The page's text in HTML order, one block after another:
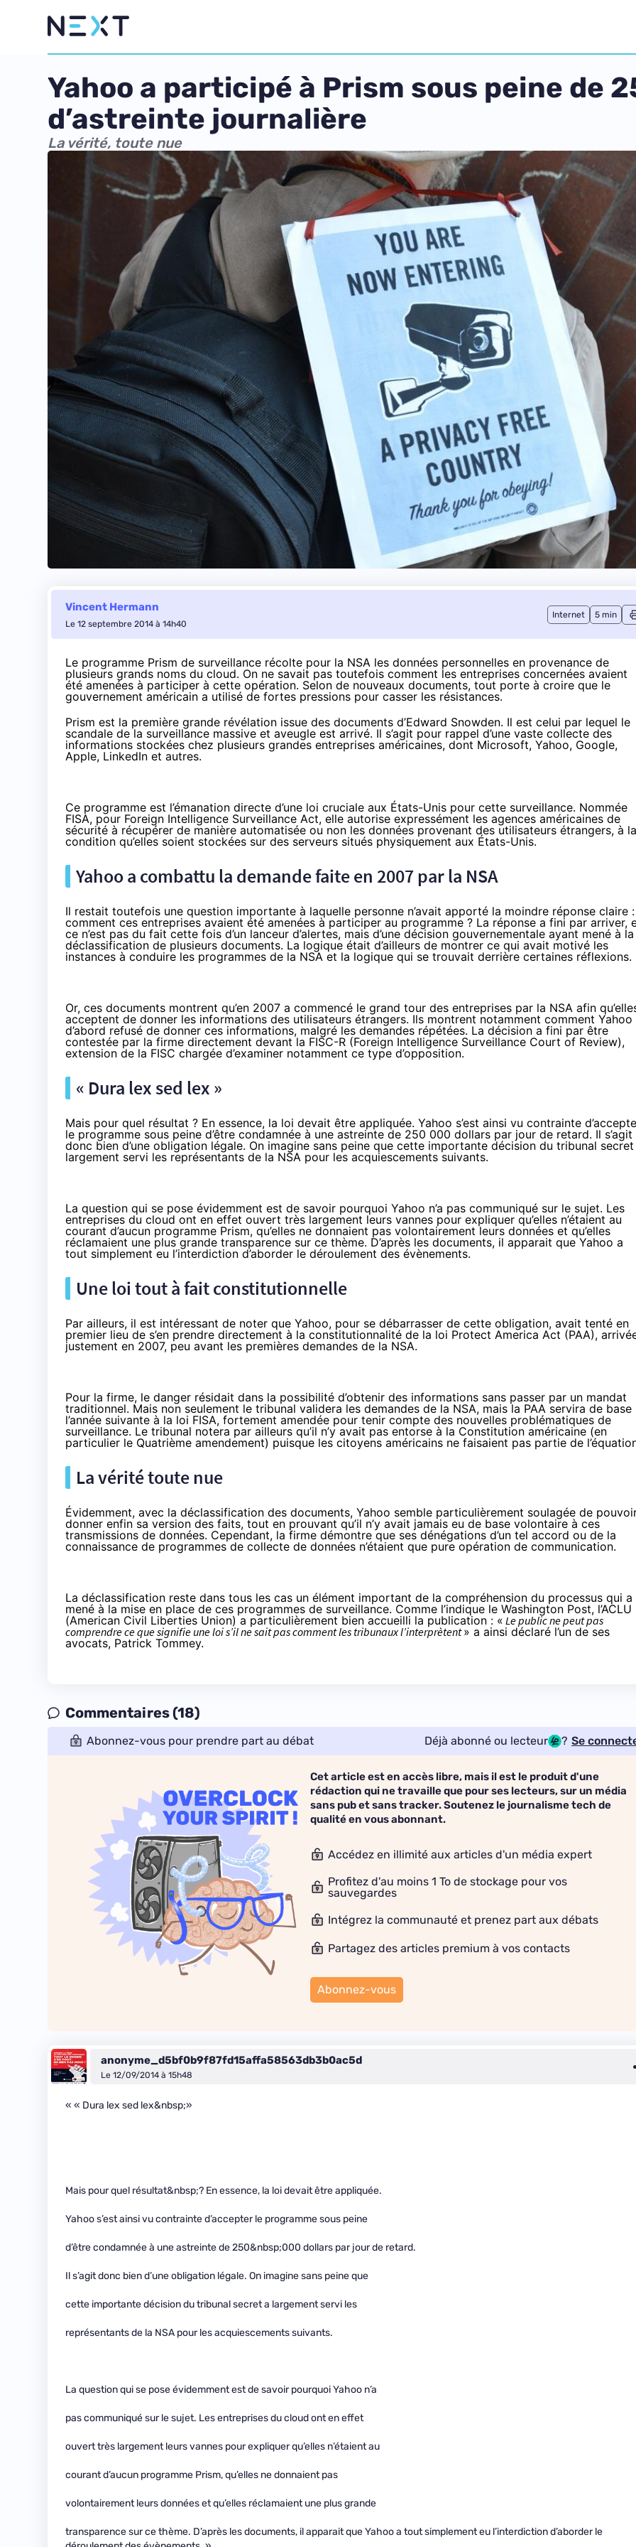
Yahoo a participé à Prism sous peine de
d’astreinte journalière
La vérité, toute nue
Vincent Hermann
Le 12 septembre 2014 à 14h40
Internet 5 min
Le programme Prism de surveillance récolte pour la NSA les données personnelles en provenance de
plusieurs grands noms du cloud. On ne savait pas toutefois comment les entreprises concernées avaient
été amenées à participer à cette opération. Selon de nouveaux documents, tout porte à croire que le
gouvernement américain a utilisé de fortes pressions pour casser les résistances.
Prism est la première grande révélation issue des documents d’Edward Snowden. Il est celui par lequel le
scandale de la surveillance massive et aveugle est arrivé. Il s’agit pour rappel d’une vaste collecte des
informations stockées chez plusieurs grandes entreprises américaines, dont Microsoft, Yahoo, Google,
Apple, LinkedIn et autres.
Ce programme est l’émanation directe d’une loi cruciale aux États-Unis pour cette surveillance. Nommée
FISA, pour Foreign Intelligence Surveillance Act, elle autorise expressément les agences américaines de
sécurité à récupérer de manière automatisée ou non les données provenant des utilisateurs étrangers, à la
condition qu’elles soient stockées sur des serveurs situés physiquement aux États-Unis.
Yahoo a combattu la demande faite en 2007 par la NSA
Il restait toutefois une question importante à laquelle personne n’avait apporté la moindre réponse claire :
comment ces entreprises avaient été amenées à participer au programme ? La réponse a fini par arriver,
ce n’est pas du fait cette fois d’un lanceur d’alertes, mais d’une décision gouvernementale ayant mené à la
déclassification de plusieurs documents. La logique était d’ailleurs de montrer ce qui avait motivé les
instances à conduire les programmes de la NSA et la logique qui se trouvait derrière certaines réflexions.
Or, ces documents montrent qu’en 2007 a commencé le grand tour des entreprises par la NSA afin
acceptent de donner les informations des utilisateurs étrangers. Ils montrent notamment comment Yahoo
d’abord refusé de donner ces informations, malgré les demandes répétées. La décision a fini par être
contestée par la firme directement devant la FISC-R (Foreign Intelligence Surveillance Court of Review),
extension de la FISC chargée d’examiner notamment ce type d’opposition.
« Dura lex sed lex »
Mais pour quel résultat ? En essence, la loi devait être appliquée. Yahoo s’est ainsi vu contrainte
le programme sous peine d’être condamnée à une astreinte de 250 000 dollars par jour de retard. Il s’agit
donc bien d’une obligation légale. On imagine sans peine que cette importante décision du tribunal
largement servi les représentants de la NSA pour les acquiescements suivants.
La question qui se pose évidemment est de savoir pourquoi Yahoo n’a pas communiqué sur le sujet. Les
entreprises du cloud ont en effet ouvert très largement leurs vannes pour expliquer qu’elles n’étaient au
courant d’aucun programme Prism, qu’elles ne donnaient pas volontairement leurs données et qu’elles
réclamaient une plus grande transparence sur ce thème. D’après les documents, il apparait que Yahoo a
tout simplement eu l’interdiction d’aborder le déroulement des évènements.
Une loi tout à fait constitutionnelle
Par ailleurs, il est intéressant de noter que Yahoo, pour se débarrasser de cette obligation, avait tenté en
premier lieu de s’en prendre directement à la constitutionnalité de la loi Protect America Act (PAA),
justement en 2007, peu avant les premières demandes de la NSA.
Pour la firme, le danger résidait dans la possibilité d’obtenir des informations sans passer par un mandat
traditionnel. Mais non seulement le tribunal validera les demandes de la NSA, mais la PAA servira de base
l’année suivante à la loi FISA, fortement amendée pour tenir compte des nouvelles problématiques de
surveillance. Le tribunal notera par ailleurs qu’il n’y avait pas entorse à la Constitution américaine (en
particulier le Quatrième amendement) puisque les citoyens américains ne faisaient pas partie de
La vérité toute nue
Évidemment, avec la déclassification des documents, Yahoo semble particulièrement soulagée de
donner enfin sa version des faits, tout en prouvant qu’il n’y avait jamais eu de base volontaire à ces
transmissions de données. Cependant, la firme démontre que ses dénégations d’un tel accord ou de la
connaissance de programmes de collecte de données n’étaient que pure opération de communication.
La déclassification reste dans tous les cas un élément important de la compréhension du processus qui a
mené à la mise en place de ces programmes de surveillance. Comme l’indique le Washington Post, l’ACLU
(American Civil Liberties Union) a particulièrement bien accueilli la publication : « Le public ne peut pas
comprendre ce que signifie une loi s’il ne sait pas comment les tribunaux l’interprètent» a ainsi déclaré l’un de ses
avocats, Patrick Tommey.
Commentaires (18)
Abonnez-vous pour prendre part au débat Déjà abonné ou lecteur ? Se
Cet article est en accès libre, mais il est le produit d'une
rédaction qui ne travaille que pour ses lecteurs, sur un média
sans pub et sans tracker. Soutenez le journalisme tech de
qualité en vous abonnant.
Accédez en illimité aux articles d'un média expert
Profitez d'au moins 1 To de stockage pour vos
sauvegardes
Intégrez la communauté et prenez part aux débats
Partagez des articles premium à vos contacts
Abonnez-vous
anonyme_d5bf0b9f87fd15affa58563db3b0ac5d
Le 12/09/2014 à 15h48
« « Dura lex sed lex&nbsp;»
Mais pour quel résultat&nbsp;? En essence, la loi devait être appliquée.
Yahoo s’est ainsi vu contrainte d’accepter le programme sous peine
d’être condamnée à une astreinte de 250&nbsp;000 dollars par jour de retard.
Il s’agit donc bien d’une obligation légale. On imagine sans peine que
cette importante décision du tribunal secret a largement servi les
représentants de la NSA pour les acquiescements suivants.
La question qui se pose évidemment est de savoir pourquoi Yahoo n’a
pas communiqué sur le sujet. Les entreprises du cloud ont en effet
ouvert très largement leurs vannes pour expliquer qu’elles n’étaient au
courant d’aucun programme Prism, qu’elles ne donnaient pas
volontairement leurs données et qu’elles réclamaient une plus grande
transparence sur ce thème. D’après les documents, il apparait que Yahoo a tout simplement eu l’interdiction d’aborder le